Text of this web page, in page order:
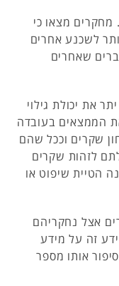
מחקרים מצאו כי
לשכנע אחרים
שאחרים
את יכולת גילוי
הממצאים בעובדה
שקרים וככל שהם
לזהות שקרים
הטיית שיפוט או
אצל נחקריהם
זה על מידע
אותו מספר